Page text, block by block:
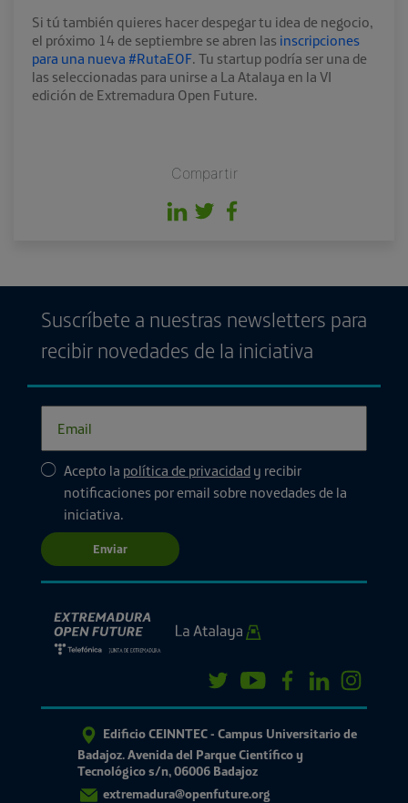
Si tú también quieres hacer despegar tu idea de negocio,
el próximo 14 de septiembre se abren las inscripciones
para una nueva #RutaEOF. Tu startup podría ser una de
las seleccionadas para unirse a La Atalaya en la VI
edición de Extremadura Open Future.
Compartir
Suscríbete a nuestras newsletters para
recibir novedades de la iniciativa
Acepto la política de privacidad y recibir
notificaciones por email sobre novedades de la
iniciativa.
Enviar
Edificio CEINNTEC - Campus Universitario de
Badajoz. Avenida del Parque Científico y
Tecnológico s/n, 06006 Badajoz
extremadura@openfuture.org